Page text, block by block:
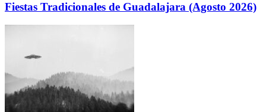
Fiestas Tradicionales de Guadalajara (Agosto 2026)